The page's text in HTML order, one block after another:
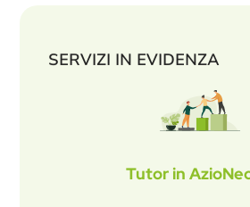
SERVIZI IN EVIDENZA
Tutor in